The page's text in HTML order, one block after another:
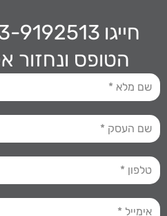
חייגו 03-9192513
הטופס ונחזור